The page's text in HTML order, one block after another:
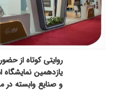
روایتی کوتاه از
یازدهمین
و صنایع وابسته در